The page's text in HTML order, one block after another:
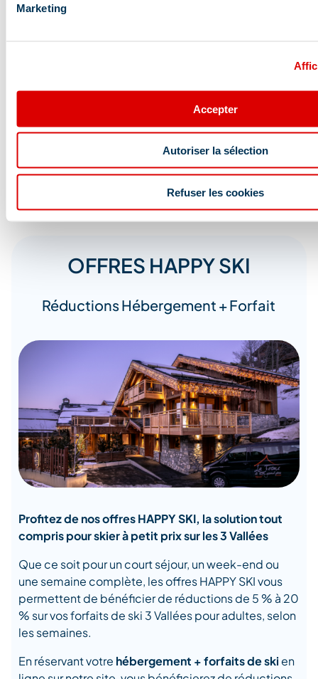
Marketing
Accepter
Autoriser la sélection
Refuser les cookies
skiable de Méribel est offert !
photo d’identité récente vous seront
demandés pour bénéficier de ces gratuités
OFFRES HAPPY SKI
Réductions Hébergement + Forfait
Profitez de nos offres HAPPY SKI, la solution tout
compris pour skier à petit prix sur les 3 Vallées
Que ce soit pour un court séjour, un week-end ou
une semaine complète, les offres HAPPY SKI vous
permettent de bénéficier de réductions de 5 % à 20
% sur vos forfaits de ski 3 Vallées pour adultes, selon
les semaines.
En réservant votre hébergement + forfaits de skien